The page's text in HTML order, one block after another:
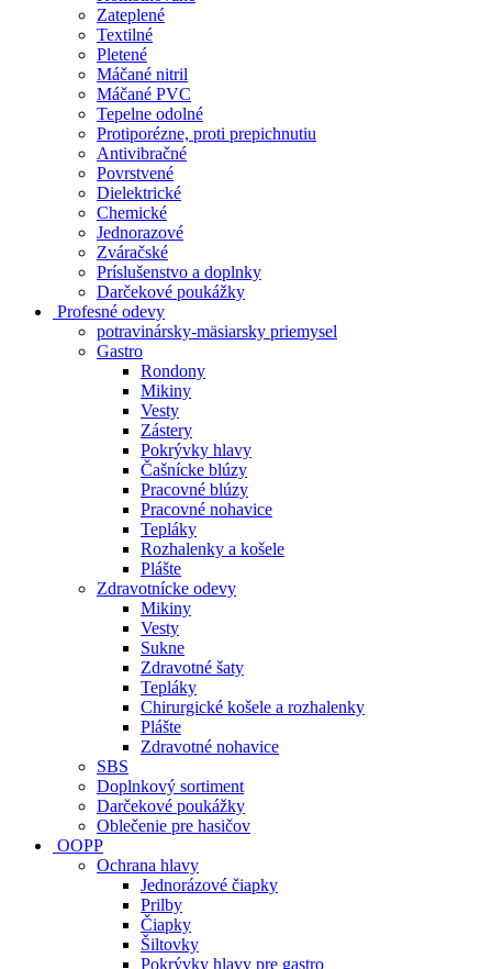
Zateplené
Textilné
Pletené
Máčané nitril
Máčané PVC
Tepelne odolné
Protiporézne, proti prepichnutiu
Antivibračné
Povrstvené
Dielektrické
Chemické
Jednorazové
Zváračské
Príslušenstvo a doplnky
Darčekové poukážky
Profesné odevy
potravinársky-mäsiarsky priemysel
Gastro
Rondony
Mikiny
Vesty
Zástery
Pokrývky hlavy
Čašnícke blúzy
Pracovné blúzy
Pracovné nohavice
Tepláky
Rozhalenky a košele
Plášte
Zdravotnícke odevy
Mikiny
Vesty
Sukne
Zdravotné šaty
Tepláky
Chirurgické košele a rozhalenky
Plášte
Zdravotné nohavice
SBS
Doplnkový sortiment
Darčekové poukážky
Oblečenie pre hasičov
OOPP
Ochrana hlavy
Jednorázové čiapky
Prilby
Čiapky
Šiltovky
Pokrývky hlavy pre gastro